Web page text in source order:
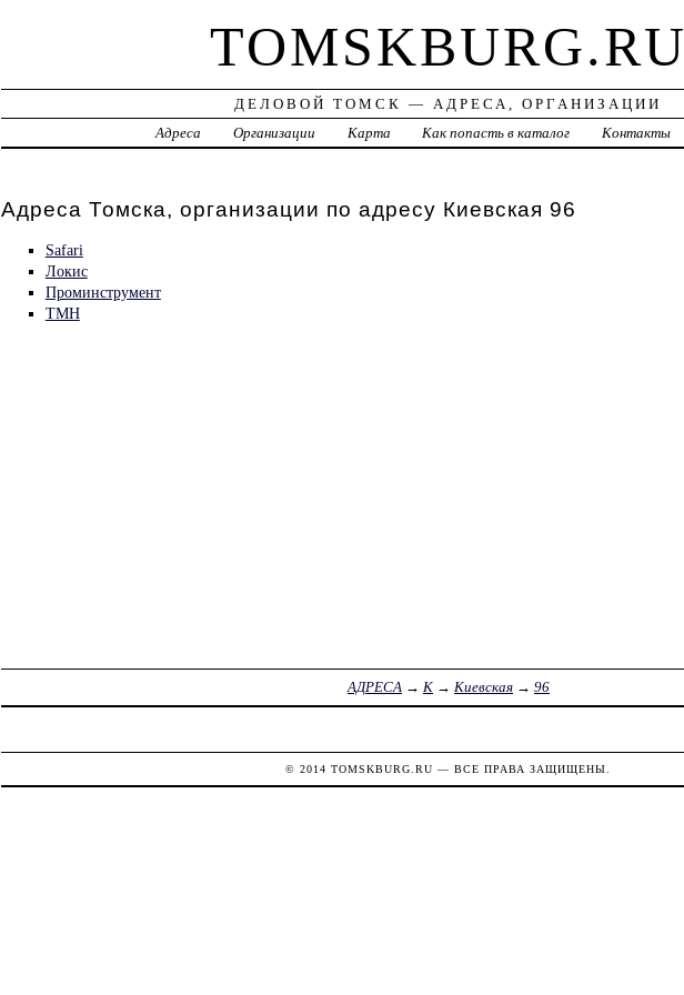
TOMSKBURG.RU
ДЕЛОВОЙ ТОМСК — АДРЕСА, ОРГАНИЗАЦИИ
Адреса
Организации Карта Как попасть в каталог Контакты
Адреса Томска, организации по адресу Киевская 96
Safari
Локис
Проминструмент
ТМН
АДРЕСА→ К→ Киевская→ 96
© 2014TOMSKBURG.RU — ВСЕ ПРАВА ЗАЩИЩЕНЫ.